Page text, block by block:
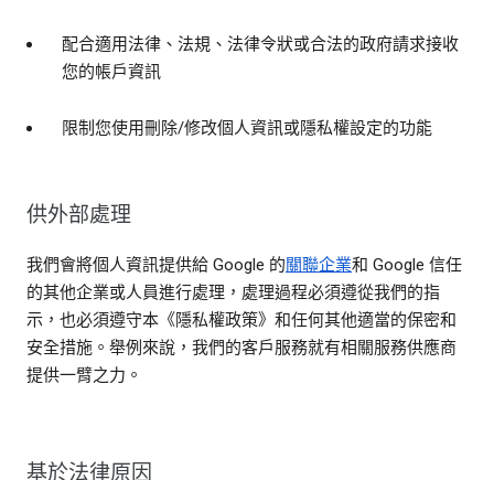
配合適用法律、法規、法律令狀或合法的政府請求接收
您的帳戶資訊
限制您使用刪除/修改個人資訊或隱私權設定的功能
供外部處理
我們會將個人資訊提供給 Google 的關聯企業和 Google 信任
的其他企業或人員進行處理，處理過程必須遵從我們的指
示，也必須遵守本《隱私權政策》和任何其他適當的保密和
安全措施。舉例來說，我們的客戶服務就有相關服務供應商
提供一臂之力。
基於法律原因